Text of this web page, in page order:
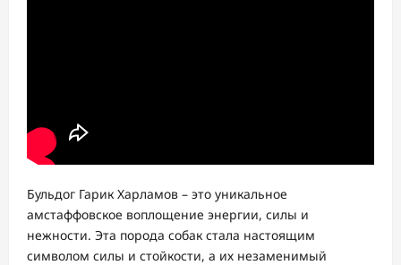
Бульдог Гарик Харламов – это уникальное
амстаффовское воплощение энергии, силы и
нежности. Эта порода собак стала настоящим
символом силы и стойкости, а их незаменимый